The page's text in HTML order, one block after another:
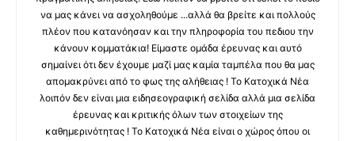
να μας κάνει να ασχοληθούμε ...αλλά θα βρείτε και πολλούς
πλέον που κατανόησαν και την πληροφορία του πεδιου την
κάνουν κομματάκια! Είμαστε ομάδα έρευνας και αυτό
σημαίνει ότι δεν έχουμε μαζί μας καμία ταμπέλα που θα μας
απομακρύνει από το φως της αλήθειας ! Το Κατοχικά Νέα
λοιπόν δεν είναι μια ειδησεογραφική σελίδα αλλά μια σελίδα
έρευνας και κριτικής όλων των στοιχείων της
καθημερινότητας ! Το Κατοχικά Νέα είναι ο χώρος όπου οι